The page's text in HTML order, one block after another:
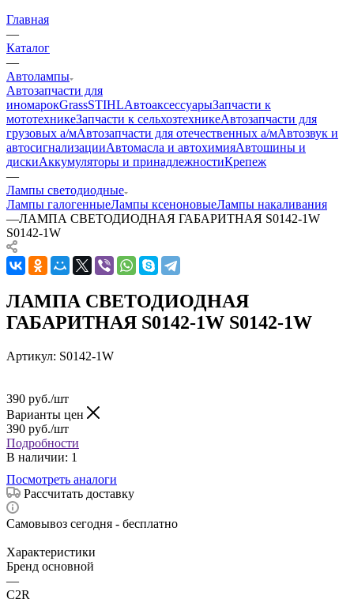
Главная
—
Каталог
—
Автолампы
Автозапчасти для
иномарокGrassSTIHLАвтоаксессуарыЗапчасти к
мототехникеЗапчасти к сельхозтехникеАвтозапчасти для
грузовых а/мАвтозапчасти для отечественных а/мАвтозвук и
автосигнализацииАвтомасла и автохимияАвтошины и
дискиАккумуляторы и принадлежностиКрепеж
—
Лампы светодиодные
Лампы галогенныеЛампы ксеноновыеЛампы накаливания
—ЛАМПА СВЕТОДИОДНАЯ ГАБАРИТНАЯ S0142-1W
S0142-1W
ЛАМПА СВЕТОДИОДНАЯ
ГАБАРИТНАЯ S0142-1W S0142-1W
Артикул: S0142-1W
390 руб./шт
Варианты цен
390 руб./шт
Подробности
В наличии: 1
Посмотреть аналоги
Рассчитать доставку
Самовывоз сегодня - бесплатно
Характеристики
Бренд основной
—
C2R